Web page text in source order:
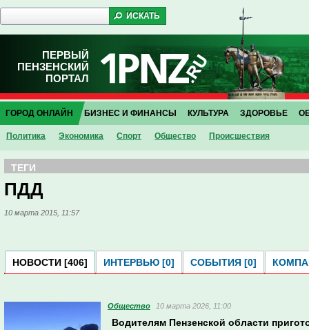
ПЕРВЫЙ
ПЕНЗЕНСКИЙ
ПОРТАЛ
ГОРОД ОНЛАЙН
Политика Экономика Спорт Общество Проиcшествия
БИЗНЕС И ФИНАНСЫ КУЛЬТУРА ЗДОРОВЬЕ
ТЕГИ
ПДД
10 марта 2015, 11:57
НОВОСТИ [406] ИНТЕРВЬЮ [0] СОБЫТИЯ [0]
Общество 10 марта 2026, 11:00
Водителям Пензенской области